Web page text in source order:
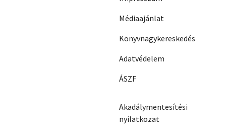
Médiaajánlat
Könyvnagykereskedés
Adatvédelem
ÁSZF
Akadálymentesítési
nyilatkozat